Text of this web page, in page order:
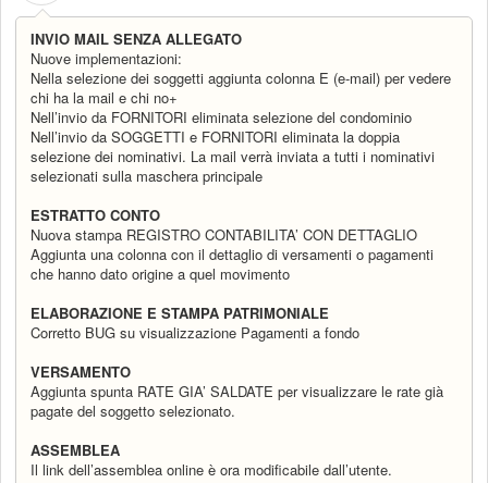
INVIO MAIL SENZA ALLEGATO
Nuove implementazioni:
Nella selezione dei soggetti aggiunta colonna E (e-mail) per vedere
chi ha la mail e chi no+
Nell’invio da FORNITORI eliminata selezione del condominio
Nell’invio da SOGGETTI e FORNITORI eliminata la doppia
selezione dei nominativi. La mail verrà inviata a tutti i nominativi
selezionati sulla maschera principale
ESTRATTO CONTO
Nuova stampa REGISTRO CONTABILITA’ CON DETTAGLIO
Aggiunta una colonna con il dettaglio di versamenti o pagamenti
che hanno dato origine a quel movimento
ELABORAZIONE E STAMPA PATRIMONIALE
Corretto BUG su visualizzazione Pagamenti a fondo
VERSAMENTO
Aggiunta spunta RATE GIA’ SALDATE per visualizzare le rate già
pagate del soggetto selezionato.
ASSEMBLEA
Il link dell’assemblea online è ora modificabile dall’utente.